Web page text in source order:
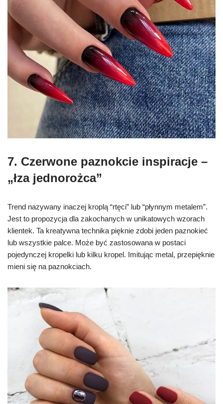
7. Czerwone paznokcie inspiracje –
„łza jednorożca”
Trend nazywany inaczej kroplą “rtęci” lub “płynnym metalem”.
Jest to propozycja dla zakochanych w unikatowych wzorach
klientek. Ta kreatywna technika pięknie zdobi jeden paznokieć
lub wszystkie palce. Może być zastosowana w postaci
pojedynczej kropelki lub kilku kropel. Imitując metal, przepięknie
mieni się na paznokciach.